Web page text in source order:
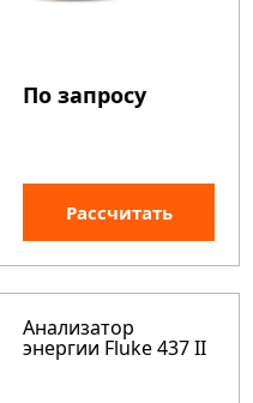
По запросу
Рассчитать
Анализатор
энергии Fluke 437 II